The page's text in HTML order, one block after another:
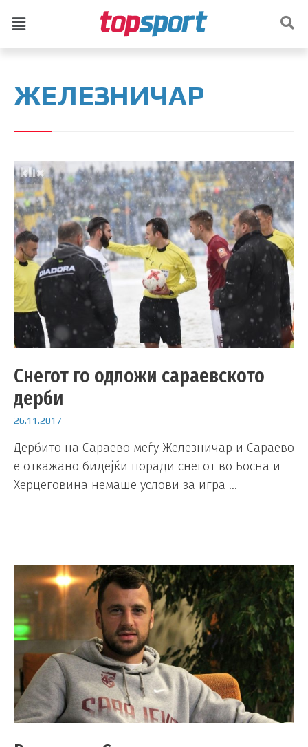
ЖЕЛЕЗНИЧАР
Снегот го одложи сараевското
дерби
26.11.2017
Дербито на Сараево меѓу Железничар и Сараево
е откажано бидејќи поради снегот во Босна и
Херцеговина немаше услови за игра …